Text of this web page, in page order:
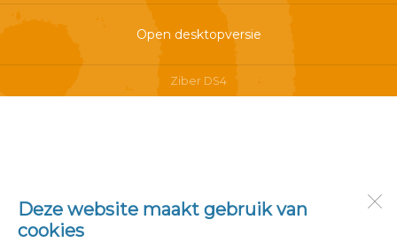
Deze website maakt gebruik van
cookies
Open desktopversie
Ziber DS4